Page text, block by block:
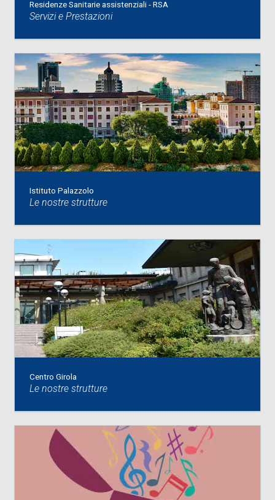
Residenze Sanitarie assistenziali - RSA
Servizi e Prestazioni
Istituto Palazzolo
Le nostre strutture
Centro Girola
Le nostre strutture